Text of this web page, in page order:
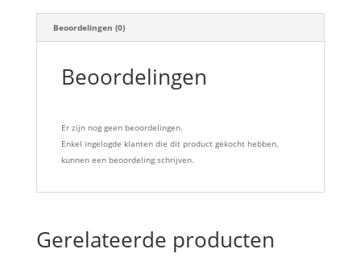
Beoordelingen (0)
Beoordelingen
Er zijn nog geen beoordelingen.
Enkel ingelogde klanten die dit product gekocht hebben,
kunnen een beoordeling schrijven.
Gerelateerde producten